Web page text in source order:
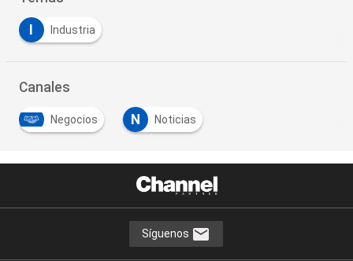
Industria
Canales
Negocios N Noticias
Síguenos